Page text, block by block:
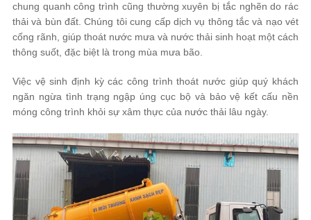
chung quanh công trình cũng thường xuyên bị tắc nghẽn do rác
thải và bùn đất. Chúng tôi cung cấp dịch vụ thông tắc và nạo vét
cống rãnh, giúp thoát nước mưa và nước thải sinh hoạt một cách
thông suốt, đặc biệt là trong mùa mưa bão.
Việc vệ sinh định kỳ các công trình thoát nước giúp quý khách
ngăn ngừa tình trạng ngập úng cục bộ và bảo vệ kết cấu nền
móng công trình khỏi sự xâm thực của nước thải lâu ngày.